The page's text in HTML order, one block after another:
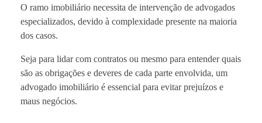
O ramo imobiliário necessita de intervenção de advogados
especializados, devido à complexidade presente na maioria
dos casos.
Seja para lidar com contratos ou mesmo para entender quais
são as obrigações e deveres de cada parte envolvida, um
advogado imobiliário é essencial para evitar prejuízos e
maus negócios.